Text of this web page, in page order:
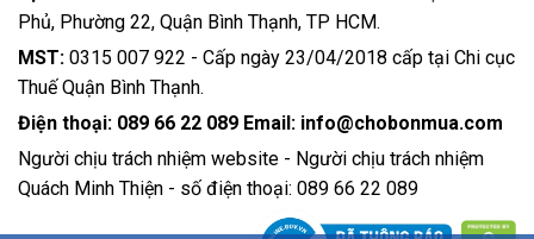
Phủ, Phường 22, Quận Bình Thạnh, TP HCM.
MST: 0315 007 922 - Cấp ngày 23/04/2018 cấp tại Chi cục
Thuế Quận Bình Thạnh.
Điện thoại: 089 66 22 089 Email: info@chobonmua.com
Người chịu trách nhiệm website - Người chịu trách nhiệm
Quách Minh Thiện - số điện thoại: 089 66 22 089